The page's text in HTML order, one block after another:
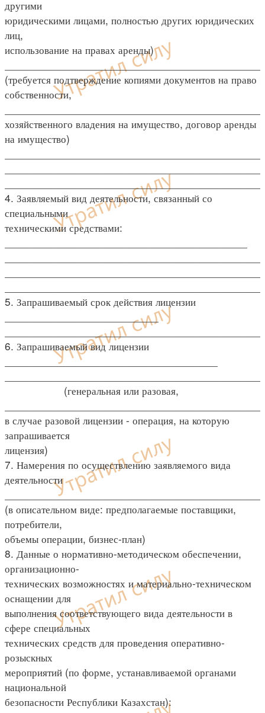
другими
юридическими лицами, полностью других юридических
лиц,
использование на правах аренды)
(требуется подтверждение копиями документов на право
собственности,
хозяйственного владения на имущество, договор аренды
на имущество)
4. Заявляемый вид деятельности, связанный со
специальными
техническими средствами:
5. Запрашиваемый срок действия лицензии
__________________________
6. Запрашиваемый вид лицензии
____________________________________
(генеральная или разовая,
в случае разовой лицензии - операция, на которую
запрашивается
лицензия)
7. Намерения по осуществлению заявляемого вида
деятельности
(в описательном виде: предполагаемые поставщики,
потребители,
объемы операции, бизнес-план)
8. Данные о нормативно-методическом обеспечении,
организационно-
технических возможностях и материально-техническом
оснащении для
выполнения соответствующего вида деятельности в
сфере специальных
технических средств для проведения оперативно-
розыскных
мероприятий (по форме, устанавливаемой органами
национальной
безопасности Республики Казахстан):